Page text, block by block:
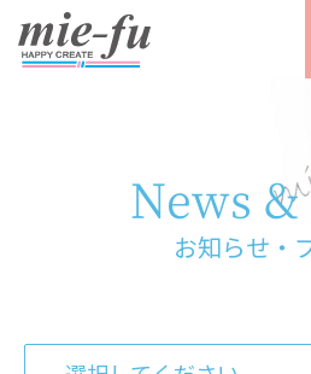
News
お知らせ・